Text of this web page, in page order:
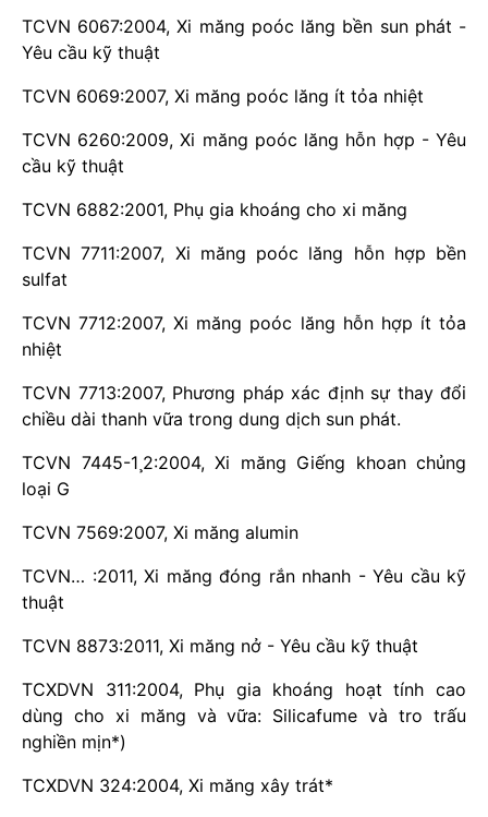
TCVN 6067:2004, Xi măng poóc lăng bền sun phát -
Yêu cầu kỹ thuật
TCVN 6069:2007, Xi măng poóc lăng ít tỏa nhiệt
TCVN 6260:2009, Xi măng poóc lăng hỗn hợp - Yêu
cầu kỹ thuật
TCVN 6882:2001, Phụ gia khoáng cho xi măng
TCVN 7711:2007, Xi măng poóc lăng hỗn hợp bền
sulfat
TCVN 7712:2007, Xi măng poóc lăng hỗn hợp ít tỏa
nhiệt
TCVN 7713:2007, Phương pháp xác định sự thay đổi
chiều dài thanh vữa trong dung dịch sun phát.
TCVN 7445-1¸2:2004, Xi măng Giếng khoan chủng
loại G
TCVN 7569:2007, Xi măng alumin
TCVN… :2011, Xi măng đóng rắn nhanh - Yêu cầu kỹ
thuật
TCVN 8873:2011, Xi măng nở - Yêu cầu kỹ thuật
TCXDVN 311:2004, Phụ gia khoáng hoạt tính cao
dùng cho xi măng và vữa: Silicafume và tro trấu
nghiền mịn*)
TCXDVN 324:2004, Xi măng xây trát*